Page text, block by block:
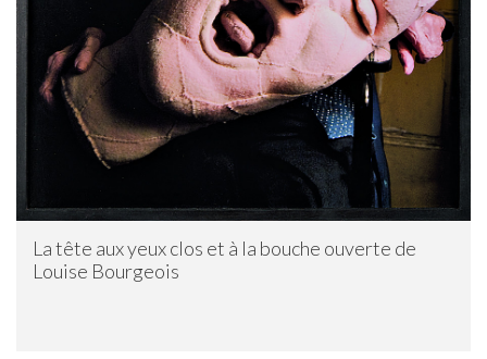
La tête aux yeux clos et à la bouche ouverte de
Louise Bourgeois